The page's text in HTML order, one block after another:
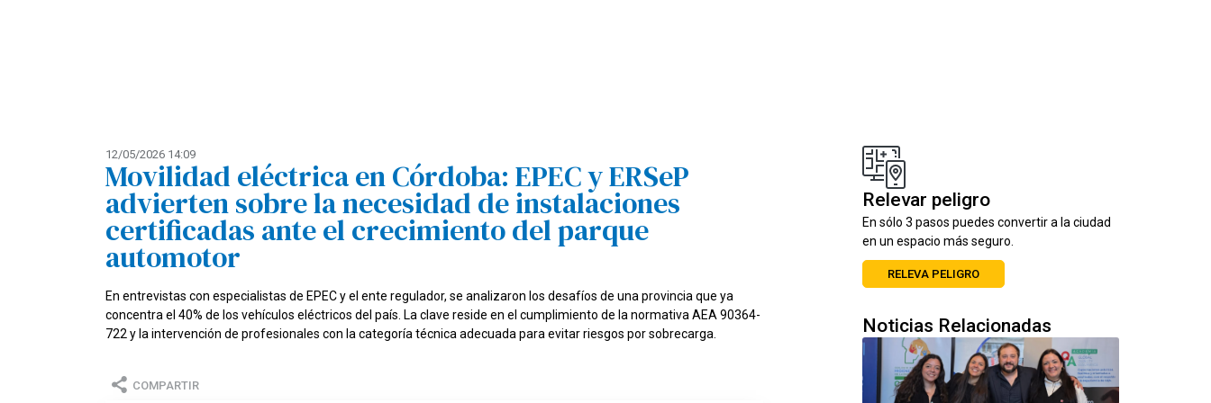
12/05/2026 14:09
Movilidad eléctrica en Córdoba: EPEC y ERSeP
advierten sobre la necesidad de instalaciones
certificadas ante el crecimiento del parque
automotor
En entrevistas con especialistas de EPEC y el ente regulador, se analizaron los desafíos de una provincia que ya
concentra el 40% de los vehículos eléctricos del país. La clave reside en el cumplimiento de la normativa AEA 90364-
722 y la intervención de profesionales con la categoría técnica adecuada para evitar riesgos por sobrecarga.
COMPARTIR
Relevar peligro
En sólo 3 pasos puedes convertir a la ciudad
en un espacio más seguro.
RELEVA PELIGRO
Noticias Relacionadas